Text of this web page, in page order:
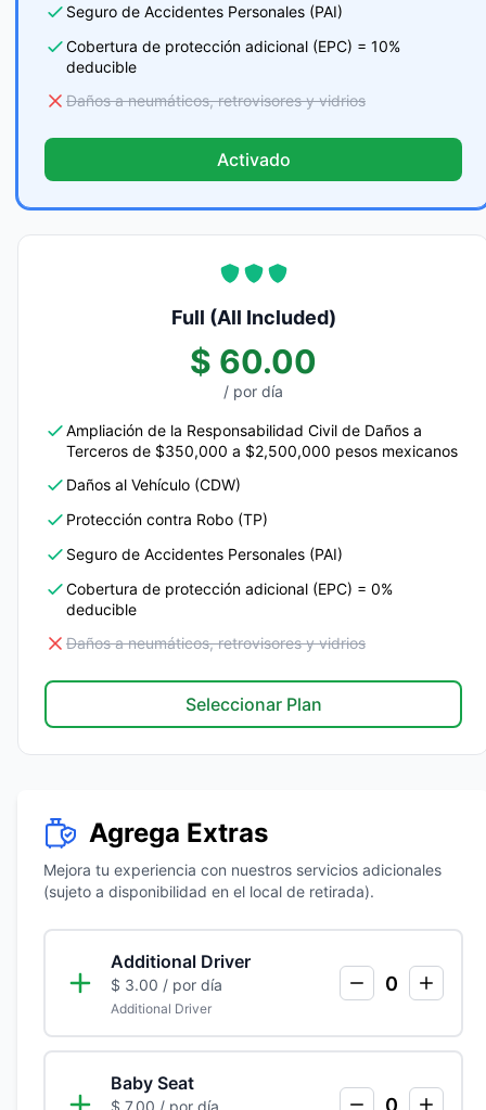
Seguro de Accidentes Personales (PAI)
Cobertura de protección adicional (EPC) = 10%
deducible
Daños a neumáticos, retrovisores y vidrios
Activado
Full (All Included)
$ 60.00
/ por día
Ampliación de la Responsabilidad Civil de Daños a
Terceros de $350,000 a $2,500,000 pesos mexicanos
Daños al Vehículo (CDW)
Protección contra Robo (TP)
Seguro de Accidentes Personales (PAI)
Cobertura de protección adicional (EPC) = 0%
deducible
Daños a neumáticos, retrovisores y vidrios
Seleccionar Plan
Agrega Extras
Mejora tu experiencia con nuestros servicios adicionales
(sujeto a disponibilidad en el local de retirada).
Additional Driver
$ 3.00 / por día
Additional Driver
0
Baby Seat
$ 7.00 / por día 0